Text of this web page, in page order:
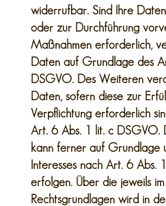
widerrufbar. Sind Ihre
oder zur Durchführung
Maßnahmen erforderlich,
Daten auf Grundlage des
DSGVO. Des Weiteren
Daten, sofern diese zur
Verpflichtung erforderlich
Art. 6 Abs. 1 lit. c DSGVO.
kann ferner auf Grundlage
Interesses nach Art. 6 Abs.
erfolgen. Über die jeweils
Rechtsgrundlagen wird in